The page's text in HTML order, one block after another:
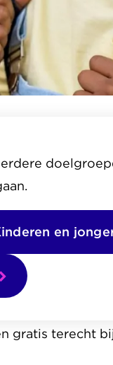
dat het nu
zijn de
en kijkt ernaar
gratis terecht
en